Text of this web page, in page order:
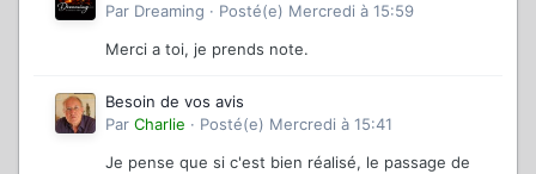
Par Dreaming · Posté(e) Mercredi à 15:59
Merci a toi, je prends note.
Besoin de vos avis
Par Charlie · Posté(e) Mercredi à 15:41
Je pense que si c'est bien réalisé, le passage de